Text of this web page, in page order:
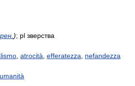
); pl зверства
atrocità efferatezza
nefandezza
umanità